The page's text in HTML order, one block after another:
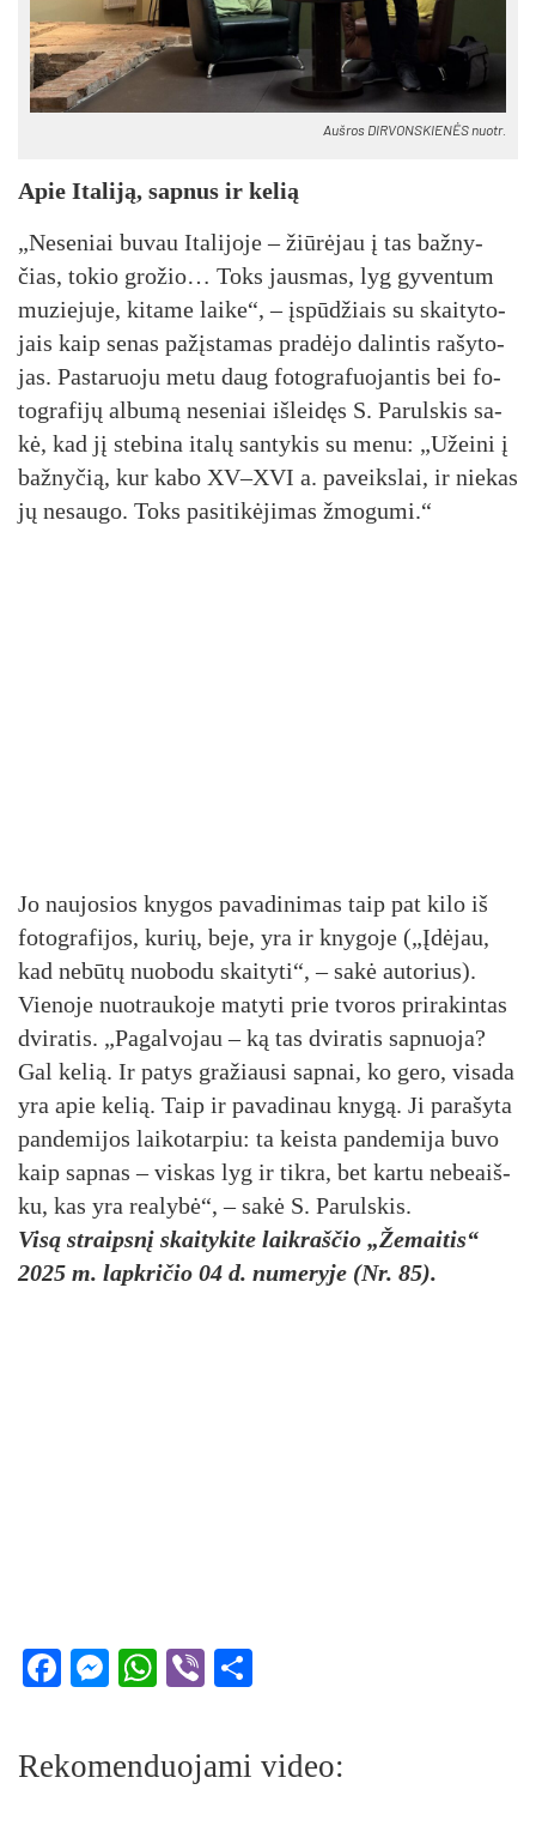
Auš­ros DIR­VONS­KIE­NĖS nuo­tr.
Apie Ita­li­ją, sap­nus ir ke­lią
„Ne­se­niai bu­vau Ita­li­jo­je – žiū­rė­jau į tas baž­ny­
čias, to­kio gro­žio… Toks jaus­mas, lyg gy­ven­tum
mu­zie­ju­je, ki­ta­me lai­ke“, – įspū­džiais su skai­ty­to­
jais kaip se­nas pa­žįs­ta­mas pra­dė­jo da­lin­tis ra­šy­to­
jas. Pas­ta­ruo­ju me­tu daug fo­tog­ra­fuo­jan­tis bei fo­
tog­ra­fi­jų al­bu­mą ne­se­niai iš­lei­dęs S. Pa­ruls­kis sa­
kė, kad jį ste­bi­na ita­lų san­ty­kis su me­nu: „Užei­ni į
baž­ny­čią, kur ka­bo XV–XVI a. pa­veiks­lai, ir nie­kas
jų ne­sau­go. Toks pa­si­ti­kė­ji­mas žmo­gu­mi.“
Jo nau­jo­sios kny­gos pa­va­di­ni­mas taip pat ki­lo iš
fo­tog­ra­fi­jos, ku­rių, be­je, yra ir kny­go­je („Įdė­jau,
kad ne­bū­tų nuo­bo­du skai­ty­ti“, – sa­kė au­to­rius).
Vie­no­je nuo­trau­ko­je ma­ty­ti prie tvo­ros pri­ra­kin­tas
dvi­ra­tis. „Pa­gal­vo­jau – ką tas dvi­ra­tis sap­nuo­ja?
Gal ke­lią. Ir pa­tys gra­žiau­si sap­nai, ko ge­ro, vi­sa­da
yra apie ke­lią. Taip ir pa­va­di­nau kny­gą. Ji pa­ra­šy­ta
pan­de­mi­jos lai­ko­tar­piu: ta keis­ta pan­de­mi­ja bu­vo
kaip sap­nas – vis­kas lyg ir tik­ra, bet kar­tu ne­beaiš­
ku, kas yra rea­ly­bė“, – sa­kė S. Pa­ruls­kis.
Visą straipsnį skaitykite laikraščio „Žemaitis“
2025 m. lapkričio 04 d. numeryje (Nr. 85).
Facebook
Messenger
WhatsApp
Viber
Rekomenduojami video: